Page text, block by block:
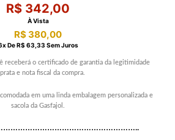
R$ 342,00
À Vista
R$380,00
X DeR$ 63,33 Sem Juros
receberá o certificado de garantia da legitimidade
e nota fiscal da compra.
em uma linda embalagem personalizada e
sacola da Gasfajol.